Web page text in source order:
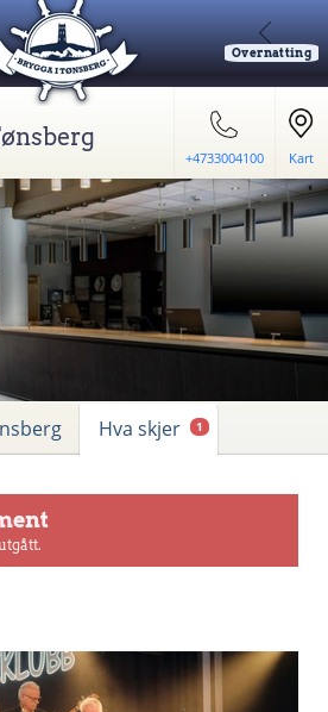
Overnatting
+4733004100 Kart
Hva skjer 1